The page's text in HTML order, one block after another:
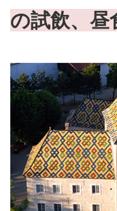
の試飲、昼